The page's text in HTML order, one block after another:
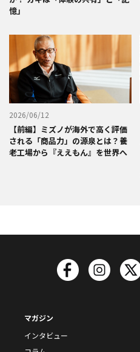
憶」
2026/06/12
【前編】ミズノが海外で高く評価
される「商品力」の源泉とは？養
老工場から『ええもん』を世界へ
マガジン
インタビュー